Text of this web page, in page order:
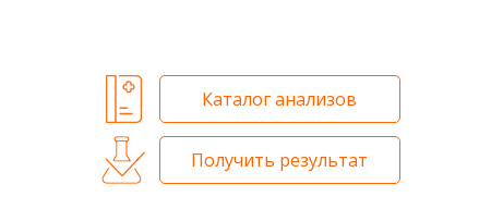
Каталог анализов
Получить результат